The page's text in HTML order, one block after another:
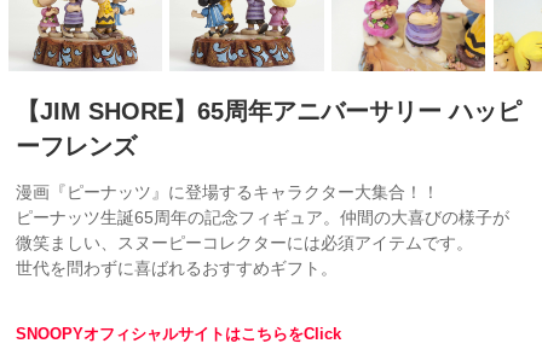
【JIM SHORE】65周年アニバーサリー ハッピ
ーフレンズ
漫画『ピーナッツ』に登場するキャラクター大集合！！
ピーナッツ生誕65周年の記念フィギュア。仲間の大喜びの様子が
微笑ましい、スヌーピーコレクターには必須アイテムです。
世代を問わずに喜ばれるおすすめギフト。
SNOOPYオフィシャルサイトはこちらをClick